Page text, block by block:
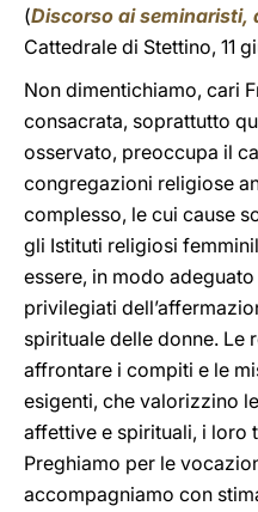
(Discorso ai seminaristi,
Cattedrale di Stettino, 11
Non dimentichiamo, cari
consacrata, soprattutto
osservato, preoccupa il
congregazioni religiose
complesso, le cui cause
gli Istituti religiosi
essere, in modo
privilegiati
spirituale delle donne. Le
affrontare i compiti e le
esigenti, che valorizzino
affettive e spirituali, i loro
Preghiamo per le
accompagniamo con